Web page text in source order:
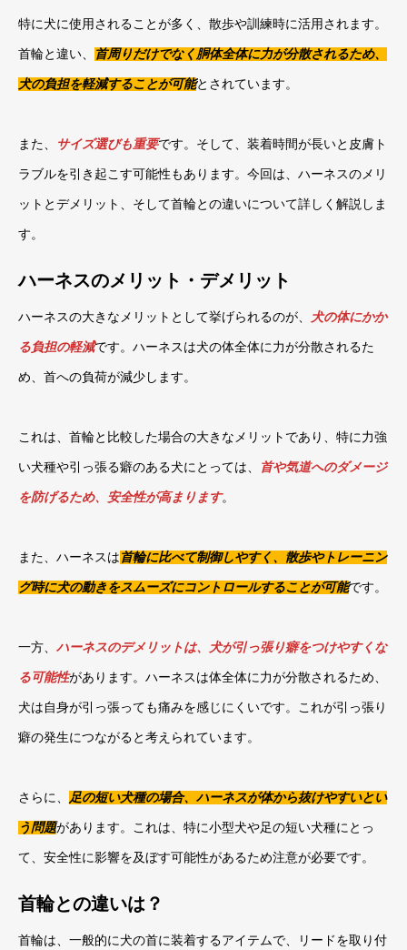
特に犬に使用されることが多く、散歩や訓練時に活用されます。
首輪と違い、 首周りだけでなく胴体全体に力が分散されるため、
犬の負担を軽減することが可能とされています。
また、 サイズ選びも重要です。そして、装着時間が長いと皮膚ト
ラブルを引き起こす可能性もあります。今回は、ハーネスのメリ
ットとデメリット、そして首輪との違いについて詳しく解説しま
す。
ハーネスのメリット・デメリット
ハーネスの大きなメリットとして挙げられるのが、 犬の体にかか
る負担の軽減です。ハーネスは犬の体全体に力が分散されるた
め、首への負荷が減少します。
これは、首輪と比較した場合の大きなメリットであり、特に力強
い犬種や引っ張る癖のある犬にとっては、 首や気道へのダメージ
を防げるため、安全性が高まります。
また、ハーネスは 首輪に比べて制御しやすく、散歩やトレーニン
グ時に犬の動きをスムーズにコントロールすることが可能です。
一方、 ハーネスのデメリットは、犬が引っ張り癖をつけやすくな
る可能性があります。ハーネスは体全体に力が分散されるため、
犬は自身が引っ張っても痛みを感じにくいです。これが引っ張り
癖の発生につながると考えられています。
さらに、 足の短い犬種の場合、ハーネスが体から抜けやすいとい
う問題があります。これは、特に小型犬や足の短い犬種にとっ
て、安全性に影響を及ぼす可能性があるため注意が必要です。
首輪との違いは？
首輪は、一般的に犬の首に装着するアイテムで、リードを取り付